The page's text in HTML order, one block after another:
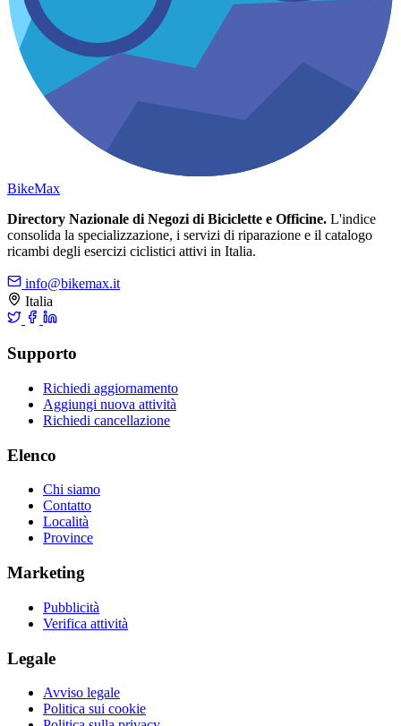
BikeMax
Directory Nazionale di Negozi di Biciclette e Officine. L'indice
consolida la specializzazione, i servizi di riparazione e il catalogo
ricambi degli esercizi ciclistici attivi in Italia.
info@bikemax.it
Italia
Supporto
Richiedi aggiornamento
Aggiungi nuova attività
Richiedi cancellazione
Elenco
Chi siamo
Contatto
Località
Province
Marketing
Pubblicità
Verifica attività
Legale
Avviso legale
Politica sui cookie